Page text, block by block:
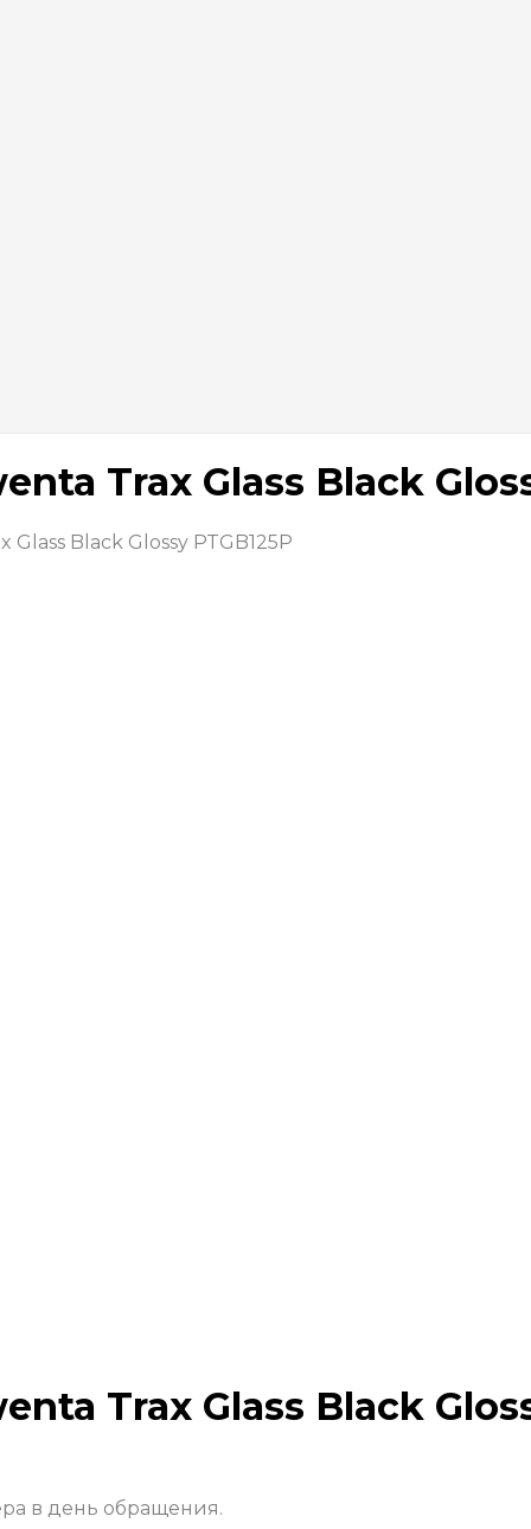
Trax Glass Black
Black Glossy PTGB125P
Trax Glass Black
в день обращения.